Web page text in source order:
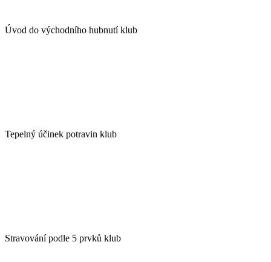
Úvod do východního hubnutí klub
Tepelný účinek potravin klub
Stravování podle 5 prvků klub